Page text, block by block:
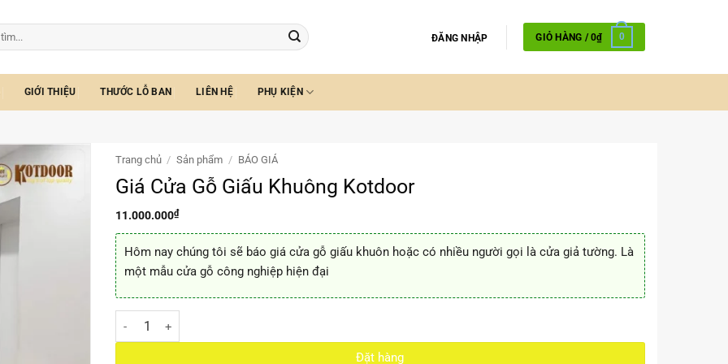
ĐĂNG NHẬP GIỎ HÀNG /0₫ 0
GIỚI THIỆU THƯỚC LỖ BAN LIÊN HỆ PHỤ KIỆN
Trang chủ / Sản phẩm / BÁO GIÁ
Giá Cửa Gỗ Giấu Khuông Kotdoor
11.000.000₫
Hôm nay chúng tôi sẽ báo giá cửa gỗ giấu khuôn hoặc có nhiều người gọi là cửa giả tường. Là
một mẫu cửa gỗ công nghiệp hiện đại
Giá Cửa Gỗ Giấu Khuông Kotdoor số lượng
Đặt hàng